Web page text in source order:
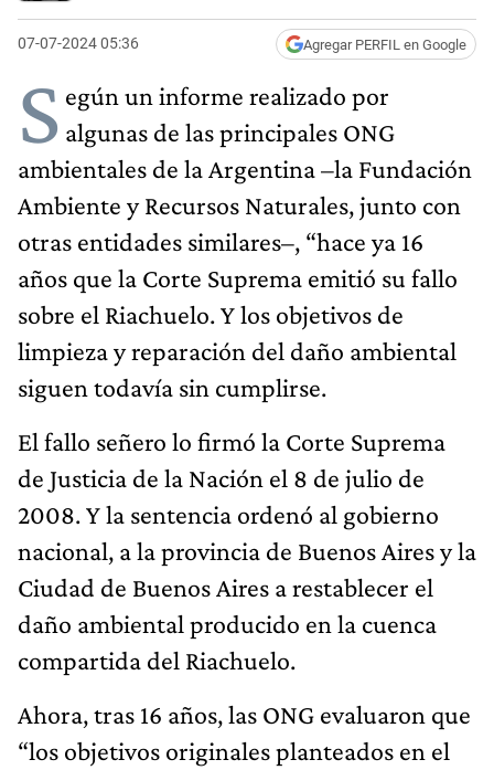
07-07-2024 05:36 Agregar PERFIL en Google
S egún un informe realizado por
algunas de las principales ONG
ambientales de la Argentina –la Fundación
Ambiente y Recursos Naturales, junto con
otras entidades similares–, “hace ya 16
años que la Corte Suprema emitió su fallo
sobre el Riachuelo. Y los objetivos de
limpieza y reparación del daño ambiental
siguen todavía sin cumplirse.
El fallo señero lo firmó la Corte Suprema
de Justicia de la Nación el 8 de julio de
2008. Y la sentencia ordenó al gobierno
nacional, a la provincia de Buenos Aires y la
Ciudad de Buenos Aires a restablecer el
daño ambiental producido en la cuenca
compartida del Riachuelo.
Ahora, tras 16 años, las ONG evaluaron que
“los objetivos originales planteados en el